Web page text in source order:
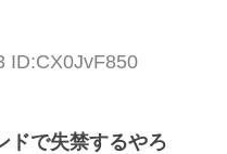
ID:CX0JvF850
ドで失禁するやろ